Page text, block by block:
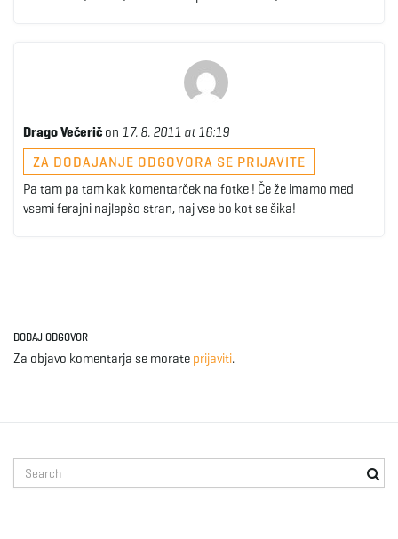
Drago Večerič on 17. 8. 2011 at 16:19
ZA DODAJANJE ODGOVORA SE PRIJAVITE
Pa tam pa tam kak komentarček na fotke ! Če že imamo med
vsemi ferajni najlepšo stran, naj vse bo kot se šika!
DODAJ ODGOVOR
Za objavo komentarja se morate prijaviti.
e